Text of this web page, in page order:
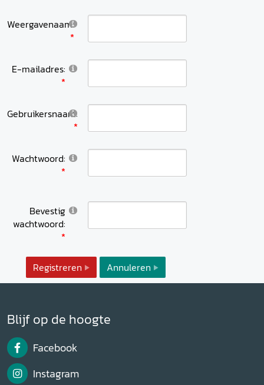
Weergavenaam:
E-mailadres:
Gebruikersnaam:
Wachtwoord:
Bevestig
wachtwoord:
Registreren Annuleren
Blijf op de hoogte
Facebook
Instagram